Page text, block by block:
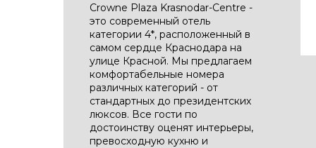
Crowne Plaza Krasnodar-Centre -
это современный отель
категории 4*, расположенный в
самом сердце Краснодара на
улице Красной. Мы предлагаем
комфортабельные номера
различных категорий - от
стандартных до президентских
люксов. Все гости по
достоинству оценят интерьеры,
превосходную кухню и